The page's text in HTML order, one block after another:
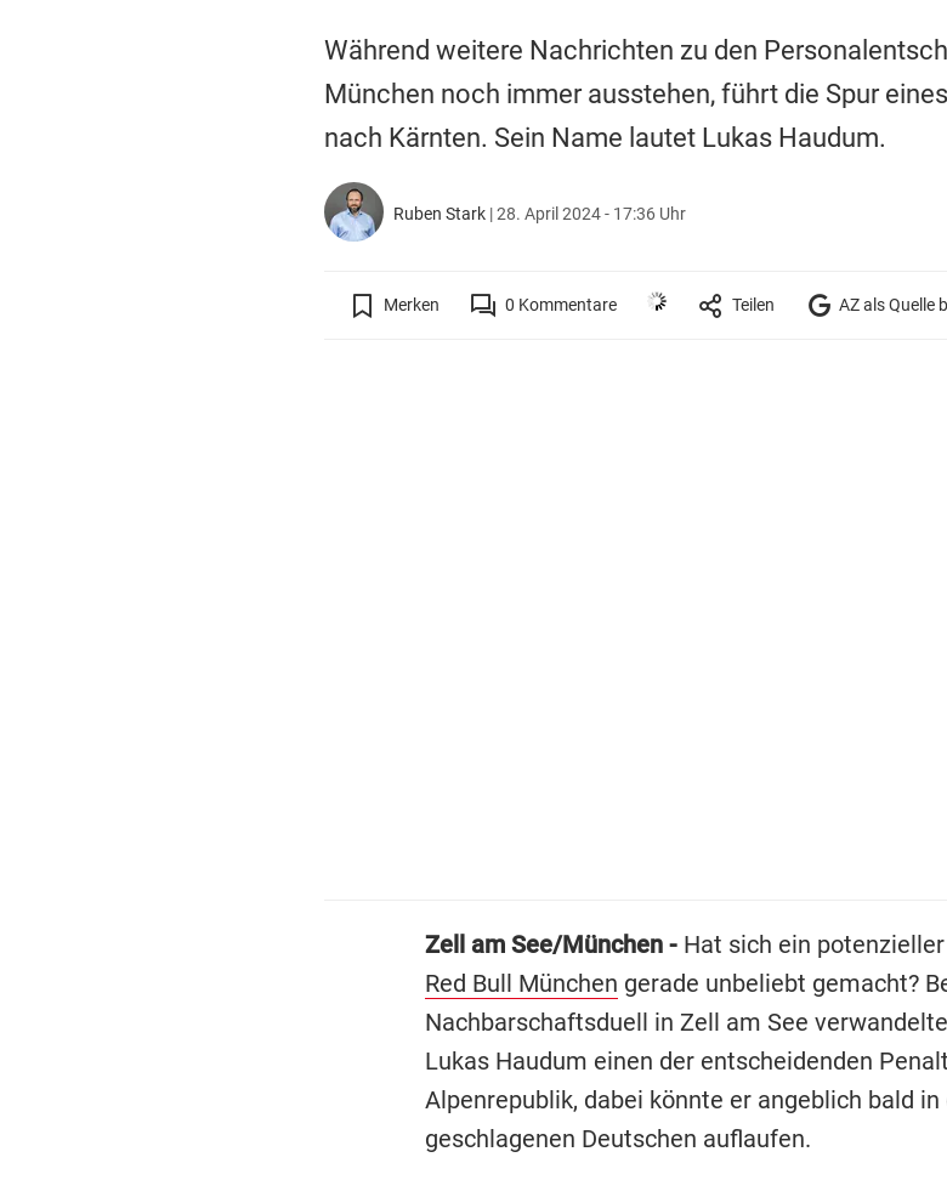
Während weitere Nachrichten zu den
München noch immer ausstehen, führt die Spur
nach Kärnten. Sein Name lautet Lukas Haudum.
Ruben Stark |28. April 2024 - 17:36 Uhr
Merken 0 Kommentare Teilen AZ als Quelle
Zell am See/München -Hat sich ein
Red Bull München gerade unbeliebt gemacht?
Nachbarschaftsduell in Zell am See
Lukas Haudum einen der entscheidenden
Alpenrepublik, dabei könnte er angeblich bald in
geschlagenen Deutschen auflaufen.